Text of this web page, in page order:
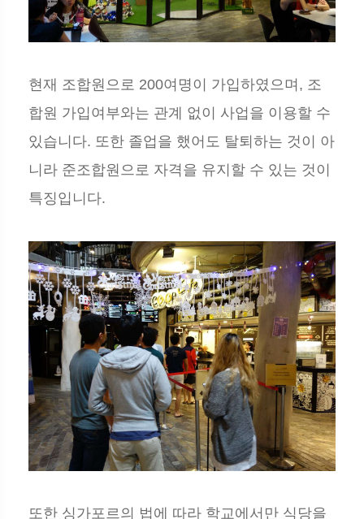
현재 조합원으로 200여명이 가입하였으며, 조
합원 가입여부와는 관계 없이 사업을 이용할 수
있습니다. 또한 졸업을 했어도 탈퇴하는 것이 아
니라 준조합원으로 자격을 유지할 수 있는 것이
특징입니다.
또한 싱가포르의 법에 따라 학교에서만 식당을